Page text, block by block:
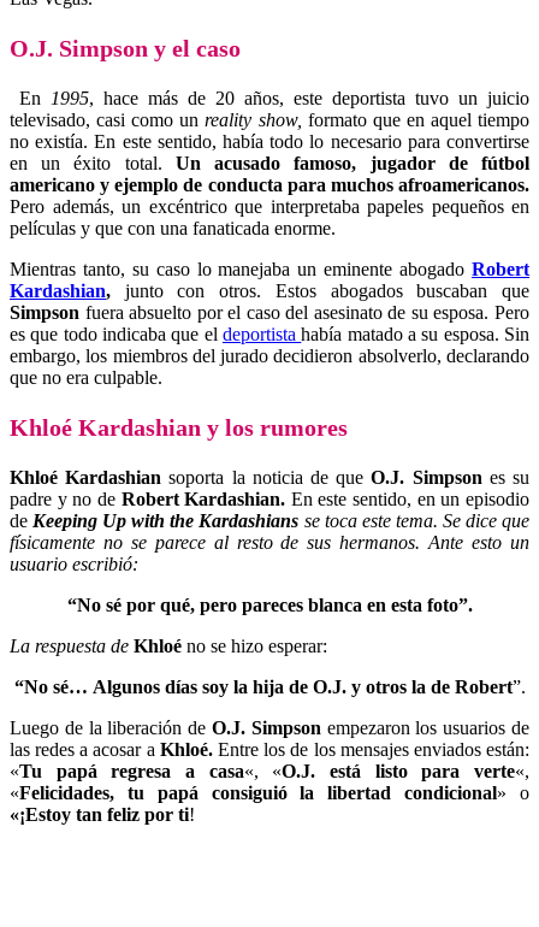
O.J. Simpson y el caso
En 1995, hace más de 20 años, este deportista tuvo un juicio
televisado, casi como unreality show, formato que en aquel tiempo
no existía. En este sentido, había todo lo necesario para convertirse
en un éxito total. Un acusado famoso, jugador de fútbol
americano y ejemplo de conducta para muchos afroamericanos.
Pero además, un excéntrico que interpretaba papeles pequeños en
películas y que con una fanaticada enorme.
Mientras tanto, su caso lo manejaba un eminente abogado Robert
Kardashian, junto con otros. Estos abogados buscaban que
Simpson fuera absuelto por el caso del asesinato de su esposa. Pero
es que todo indicaba que el deportistahabía matado a su esposa. Sin
embargo, los miembros del jurado decidieron absolverlo, declarando
que no era culpable.
Khloé Kardashian y los rumores
Khloé Kardashiansoporta la noticia de queO.J. Simpson es su
padre y no de Robert Kardashian. En este sentido, en un episodio
de Keeping Up with the Kardashians se toca este tema. Se dice que
físicamente no se parece al resto de sus hermanos. Ante esto un
usuario escribió:
“No sé por qué, pero pareces blanca en esta foto”.
La respuesta de Khloé no se hizo esperar:
“No sé… Algunos días soy la hija de O.J. y otros la de Robert”.
Luego de la liberación de O.J. Simpson empezaron los usuarios de
las redes a acosar a Khloé.Entre los de los mensajes enviados están:
«Tu papá regresa a casa«, «O.J. está listo para verte«,
«Felicidades, tu papá consiguió la libertad condicional» o
«¡Estoy tan feliz por ti!